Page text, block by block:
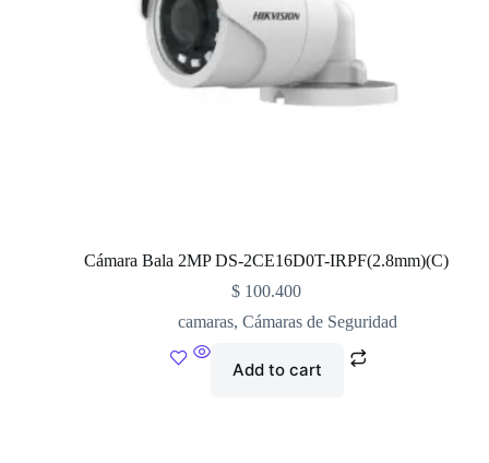
Cámara Bala 2MP DS-2CE16D0T-IRPF(2.8mm)(C)
$100.400
camaras,Cámaras de Seguridad
Add to cart